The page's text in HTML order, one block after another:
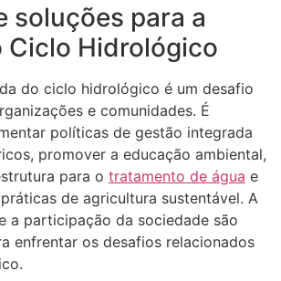
soluções para a
Ciclo Hidrológico
do ciclo hidrológico é um desafio
e comunidades. É
políticas de gestão integrada
promover a educação ambiental,
para o tratamento de água e
de agricultura sustentável. A
a participação da sociedade são
enfrentar os desafios relacionados